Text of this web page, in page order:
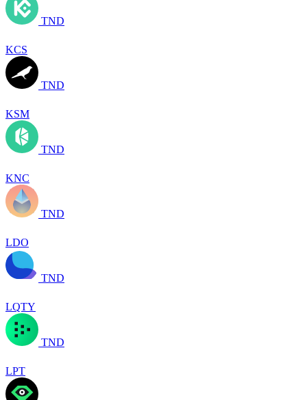
TND
KCS
TND
KSM
TND
KNC
TND
LDO
TND
LQTY
TND
LPT